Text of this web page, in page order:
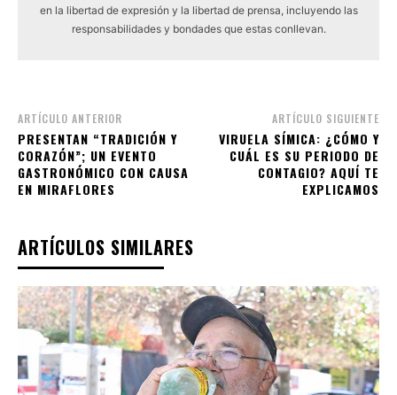
en la libertad de expresión y la libertad de prensa, incluyendo las
responsabilidades y bondades que estas conllevan.
ARTÍCULO ANTERIOR
PRESENTAN “TRADICIÓN Y
CORAZÓN”; UN EVENTO
GASTRONÓMICO CON CAUSA
EN MIRAFLORES
ARTÍCULO SIGUIENTE
VIRUELA SÍMICA: ¿CÓMO Y
CUÁL ES SU PERIODO DE
CONTAGIO? AQUÍ TE
EXPLICAMOS
ARTÍCULOS SIMILARES